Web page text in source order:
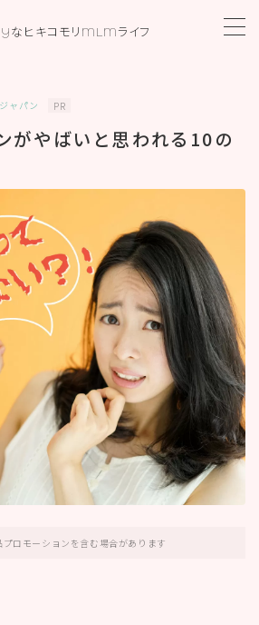
なヒキコモリMLMライフ
ャパン PR
がやばいと思われる10の
ロモーションを含む場合があります